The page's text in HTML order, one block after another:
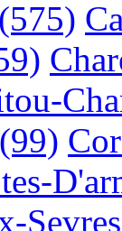
(575)
(99)